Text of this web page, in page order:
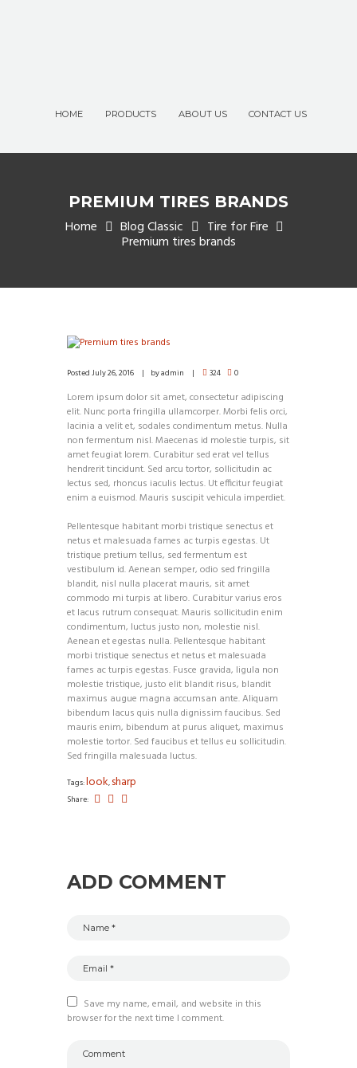
HOME PRODUCTS ABOUT US CONTACT US
PREMIUM TIRES BRANDS
Home Blog Classic Tire for Fire
Premium tires brands
PostedJuly 26, 2016 byadmin 324 0
Lorem ipsum dolor sit amet, consectetur adipiscing
elit. Nunc porta fringilla ullamcorper. Morbi felis orci,
lacinia a velit et, sodales condimentum metus. Nulla
non fermentum nisl. Maecenas id molestie turpis, sit
amet feugiat lorem. Curabitur sed erat vel tellus
hendrerit tincidunt. Sed arcu tortor, sollicitudin ac
lectus sed, rhoncus iaculis lectus. Ut efficitur feugiat
enim a euismod. Mauris suscipit vehicula imperdiet.
Pellentesque habitant morbi tristique senectus et
netus et malesuada fames ac turpis egestas. Ut
tristique pretium tellus, sed fermentum est
vestibulum id. Aenean semper, odio sed fringilla
blandit, nisl nulla placerat mauris, sit amet
commodo mi turpis at libero. Curabitur varius eros
et lacus rutrum consequat. Mauris sollicitudin enim
condimentum, luctus justo non, molestie nisl.
Aenean et egestas nulla. Pellentesque habitant
morbi tristique senectus et netus et malesuada
fames ac turpis egestas. Fusce gravida, ligula non
molestie tristique, justo elit blandit risus, blandit
maximus augue magna accumsan ante. Aliquam
bibendum lacus quis nulla dignissim faucibus. Sed
mauris enim, bibendum at purus aliquet, maximus
molestie tortor. Sed faucibus et tellus eu sollicitudin.
Sed fringilla malesuada luctus.
Tags:look,sharp
Share:
ADD COMMENT
Save my name, email, and website in this
browser for the next time I comment.